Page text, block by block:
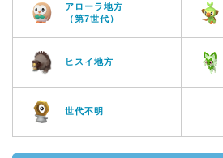
アローラ地方
（第7世代）
ヒスイ地方
世代不明